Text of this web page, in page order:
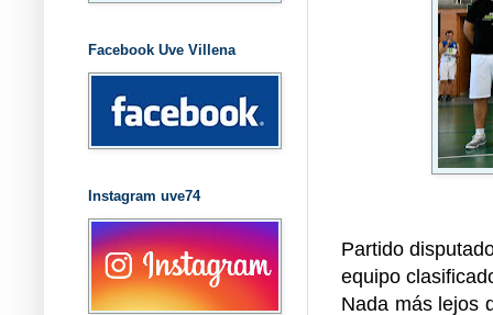
Partido
equipo
Nada más lejos
Facebook Uve Villena
Instagram uve74